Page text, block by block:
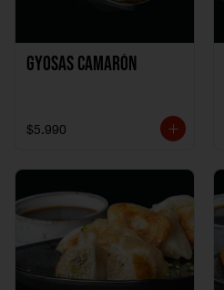
Gyosas Camarón
$5.990